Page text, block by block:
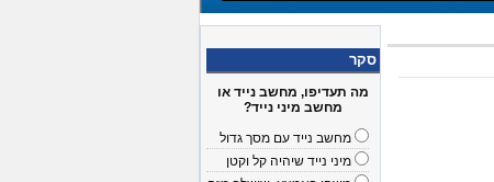
סקר
מה תעדיפו, מחשב נייד או
מחשב מיני נייד?
מחשב נייד עם מסך גדול
מיני נייד שיהיה קל וקטן